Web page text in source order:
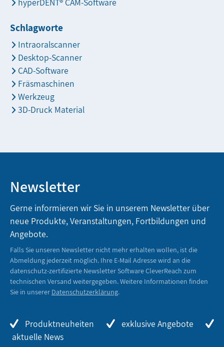
Schlagworte
Intraoralscanner
Desktop-Scanner
CAD-Software
Fräsmaschinen
Werkzeug
3D-Druck Material
Newsletter
Gerne informieren wir Sie in unserem Newsletter über
neue Produkte, Veranstaltungen, Fortbildungen und
Angebote.
Falls Sie unseren Newsletter nicht mehr erhalten wollen, ist die
Abmeldung jederzeit möglich. Ihre E-Mail Adresse wird an die
datenschutz-zertifizierte Newsletter Software CleverReach zum
technischen Versand weitergegeben. Weitere Informationen finden
Sie in unserer Datenschutzerklärung.
Produktneuheiten
exklusive Angebote
aktuelle News